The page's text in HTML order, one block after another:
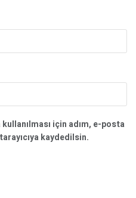
için adım, e-posta
kaydedilsin.